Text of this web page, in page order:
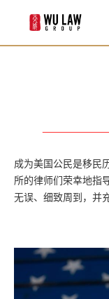
首页
Louisa Wu
Shan zhu
William S.
Emily L. Robinson
Arthur Minas
客户评价
法律专栏
联系我们
成为美国公民是移民
所的律师们荣幸地指
无误、细致周到，并